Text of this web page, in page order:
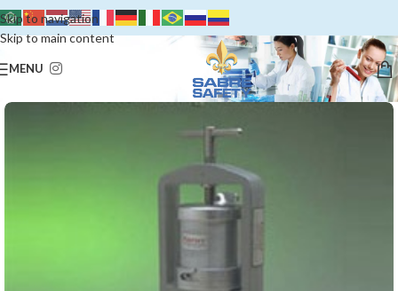
Skip to navigation
Skip to main content
MENU